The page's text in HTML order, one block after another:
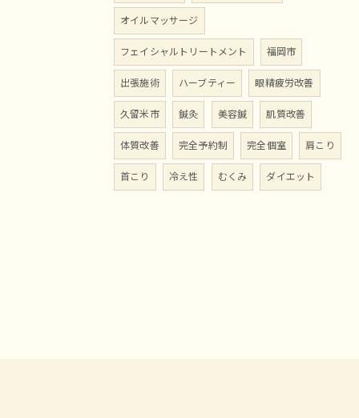
オイルマッサージ
フェイシャルトリートメント
福岡市
出張施術
ハーブティー
眼精疲労改善
久留米市
鍼灸 美容鍼
肌質改善
体質改善
完全予約制 完全個室
肩こり
首こり
冷え性 むくみ ダイエット